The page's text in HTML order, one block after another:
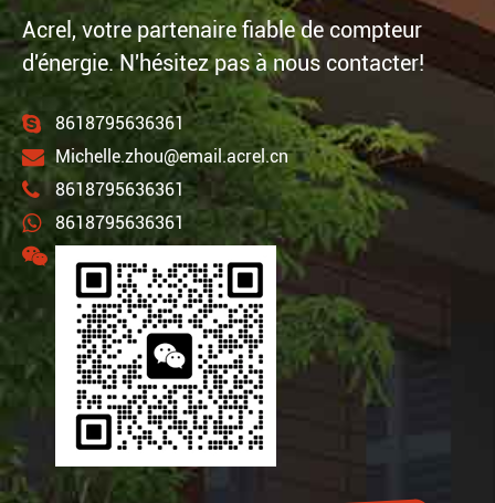
Acrel, votre partenaire fiable de compteur
d'énergie. N'hésitez pas à nous contacter!
8618795636361
Michelle.zhou@email.acrel.cn
8618795636361
8618795636361